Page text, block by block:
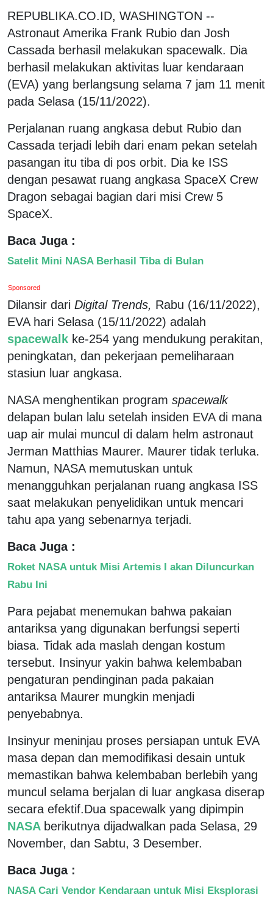
REPUBLIKA.CO.ID, WASHINGTON --
Astronaut Amerika Frank Rubio dan Josh
Cassada berhasil melakukan spacewalk. Dia
berhasil melakukan aktivitas luar kendaraan
(EVA) yang berlangsung selama 7 jam 11 menit
pada Selasa (15/11/2022).
Perjalanan ruang angkasa debut Rubio dan
Cassada terjadi lebih dari enam pekan setelah
pasangan itu tiba di pos orbit. Dia ke ISS
dengan pesawat ruang angkasa SpaceX Crew
Dragon sebagai bagian dari misi Crew 5
SpaceX.
Baca Juga :
Satelit Mini NASA Berhasil Tiba di Bulan
Sponsored
Dilansir dari Digital Trends, Rabu (16/11/2022),
EVA hari Selasa (15/11/2022) adalah
spacewalk ke-254 yang mendukung perakitan,
peningkatan, dan pekerjaan pemeliharaan
stasiun luar angkasa.
NASA menghentikan program spacewalk
delapan bulan lalu setelah insiden EVA di mana
uap air mulai muncul di dalam helm astronaut
Jerman Matthias Maurer. Maurer tidak terluka.
Namun, NASA memutuskan untuk
menangguhkan perjalanan ruang angkasa ISS
saat melakukan penyelidikan untuk mencari
tahu apa yang sebenarnya terjadi.
Baca Juga :
Roket NASA untuk Misi Artemis I akan Diluncurkan
Rabu Ini
Para pejabat menemukan bahwa pakaian
antariksa yang digunakan berfungsi seperti
biasa. Tidak ada maslah dengan kostum
tersebut. Insinyur yakin bahwa kelembaban
pengaturan pendinginan pada pakaian
antariksa Maurer mungkin menjadi
penyebabnya.
Insinyur meninjau proses persiapan untuk EVA
masa depan dan memodifikasi desain untuk
memastikan bahwa kelembaban berlebih yang
muncul selama berjalan di luar angkasa diserap
secara efektif.Dua spacewalk yang dipimpin
NASA berikutnya dijadwalkan pada Selasa, 29
November, dan Sabtu, 3 Desember.
Baca Juga :
NASA Cari Vendor Kendaraan untuk Misi Eksplorasi